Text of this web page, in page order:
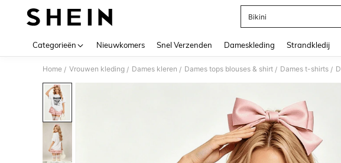
Bikini
Categorieën Nieuwkomers Snel Verzenden Dameskleding Strandkledij
Home / Vrouwen kleding / Dames kleren / Dames tops blouses & shirt / Dames t-shirts /